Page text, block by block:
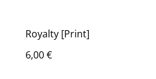
Royalty [Print]
6,00 €